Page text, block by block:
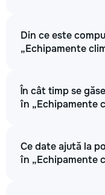
Din ce este
„Echipamente
În cât timp se
în „Echipamente
Ce date ajută la
în „Echipamente